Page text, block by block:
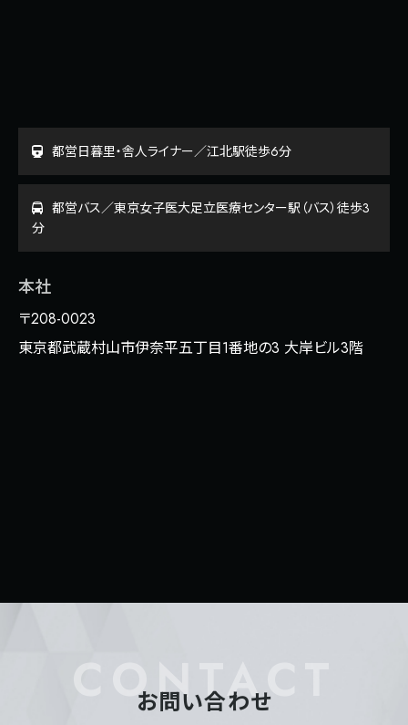
都営日暮里・舎人ライナー／江北駅徒歩6分
都営バス／東京女子医大足立医療センター駅（バス）徒歩3
分
本社
〒208-0023
東京都武蔵村山市伊奈平五丁目1番地の3 大岸ビル3階
CONTACT
お問い合わせ